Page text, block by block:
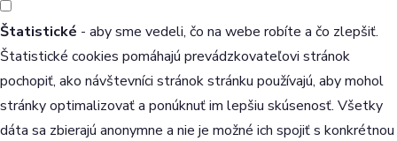
Štatistické - aby sme vedeli, čo na webe robíte a čo zlepšiť.
Štatistické cookies pomáhajú prevádzkovateľovi stránok
pochopiť, ako návštevníci stránok stránku používajú, aby mohol
stránky optimalizovať a ponúknuť im lepšiu skúsenosť. Všetky
dáta sa zbierajú anonymne a nie je možné ich spojiť s konkrétnou